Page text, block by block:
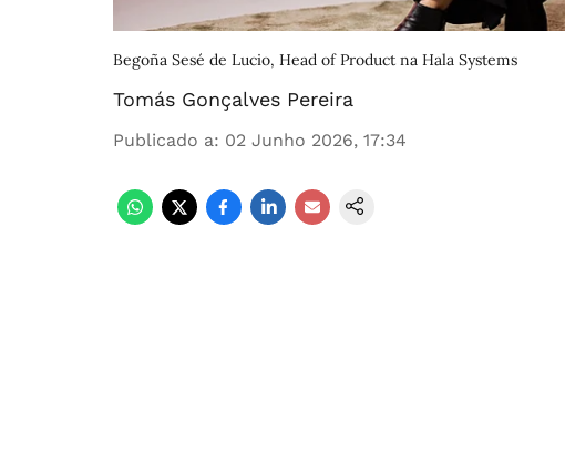
Begoña Sesé de Lucio, Head of Product na Hala Systems
Tomás Gonçalves Pereira
Publicado a: 02 Junho 2026, 17:34